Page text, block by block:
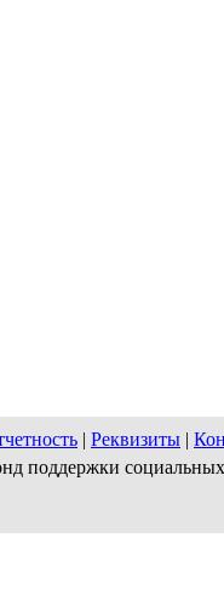
| Реквизиты |
поддержки